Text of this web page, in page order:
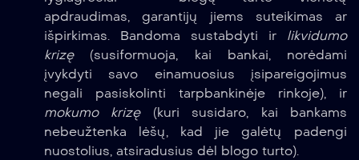
apdraudimas, garantijų jiems suteikimas ar
išpirkimas. Bandoma sustabdyti ir likvidumo
krizę(susiformuoja, kai bankai, norėdami
įvykdyti savo einamuosius įsipareigojimus
negali pasiskolinti tarpbankinėje rinkoje), ir
mokumo krizę(kuri susidaro, kai bankams
nebeužtenka lėšų, kad jie galėtų padengi
nuostolius, atsiradusius dėl blogo turto).